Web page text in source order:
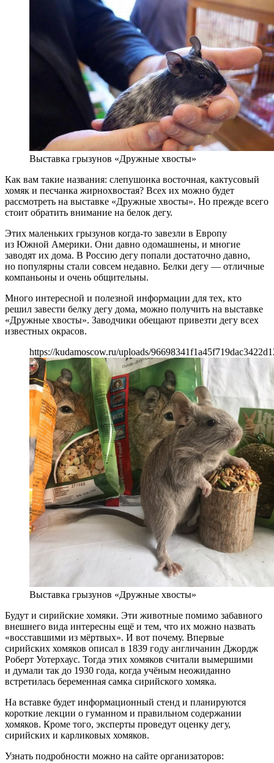
Выставка грызунов «Дружные хвосты»
Как вам такие названия: слепушонка восточная, кактусовый
хомяк и песчанка жирнохвостая? Всех их можно будет
рассмотреть на выставке «Дружные хвосты». Но прежде всего
стоит обратить внимание на белок дегу.
Этих маленьких грызунов когда-то завезли в Европу
из Южной Америки. Они давно одомашнены, и многие
заводят их дома. В Россию дегу попали достаточно давно,
но популярны стали совсем недавно. Белки дегу — отличные
компаньоны и очень общительны.
Много интересной и полезной информации для тех, кто
решил завести белку дегу дома, можно получить на выставке
«Дружные хвосты». Заводчики обещают привезти дегу всех
известных окрасов.
https://kudamoscow.ru/uploads/
Выставка грызунов «Дружные хвосты»
Будут и сирийские хомяки. Эти животные помимо забавного
внешнего вида интересны ещё и тем, что их можно назвать
«восставшими из мёртвых». И вот почему. Впервые
сирийских хомяков описал в 1839 году англичанин Джордж
Роберт Уотерхаус. Тогда этих хомяков считали вымершими
и думали так до 1930 года, когда учёным неожиданно
встретилась беременная самка сирийского хомяка.
На вставке будет информационный стенд и планируются
короткие лекции о гуманном и правильном содержании
хомяков. Кроме того, эксперты проведут оценку дегу,
сирийских и карликовых хомяков.
Узнать подробности можно на сайте организаторов: